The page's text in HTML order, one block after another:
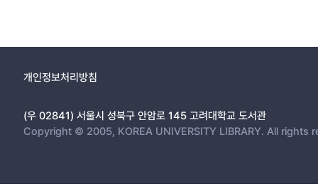
개인정보처리방침
(우 02841) 서울시 성북구 안암로 145 고려대학교 도서관
Copyright © 2005, KOREA UNIVERSITY LIBRARY. All rights